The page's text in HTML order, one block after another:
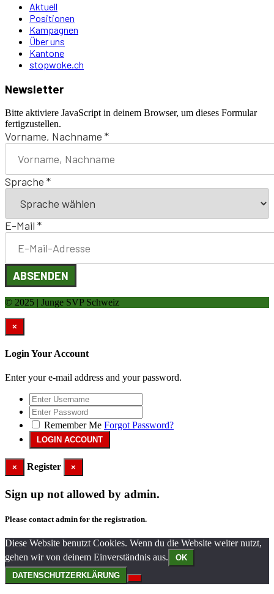
Aktuell
Positionen
Kampagnen
Über uns
Kantone
stopwoke.ch
Newsletter
Bitte aktiviere JavaScript in deinem Browser, um dieses Formular
fertigzustellen.
Vorname, Nachname *
Sprache *
E-Mail *
ABSENDEN
© 2025 | Junge SVP Schweiz
×
Login Your Account
Enter your e-mail address and your password.
Remember Me Forgot Password?
× Register ×
Sign up not allowed by admin.
Please contact admin for the registration.
Diese Website benutzt Cookies. Wenn du die Website weiter nutzt,
gehen wir von deinem Einverständnis aus.
OK
DATENSCHUTZERKLÄRUNG